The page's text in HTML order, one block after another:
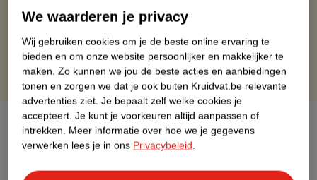
Gratis retourneren binnen 30 dagen
Over dit product
We waarderen je privacy
Wij gebruiken cookies om je de beste online ervaring te
bieden en om onze website persoonlijker en makkelijker te
maken. Zo kunnen we jou de beste acties en aanbiedingen
tonen en zorgen we dat je ook buiten Kruidvat.be relevante
advertenties ziet. Je bepaalt zelf welke cookies je
accepteert. Je kunt je voorkeuren altijd aanpassen of
intrekken. Meer informatie over hoe we je gegevens
verwerken lees je in ons Privacybeleid.